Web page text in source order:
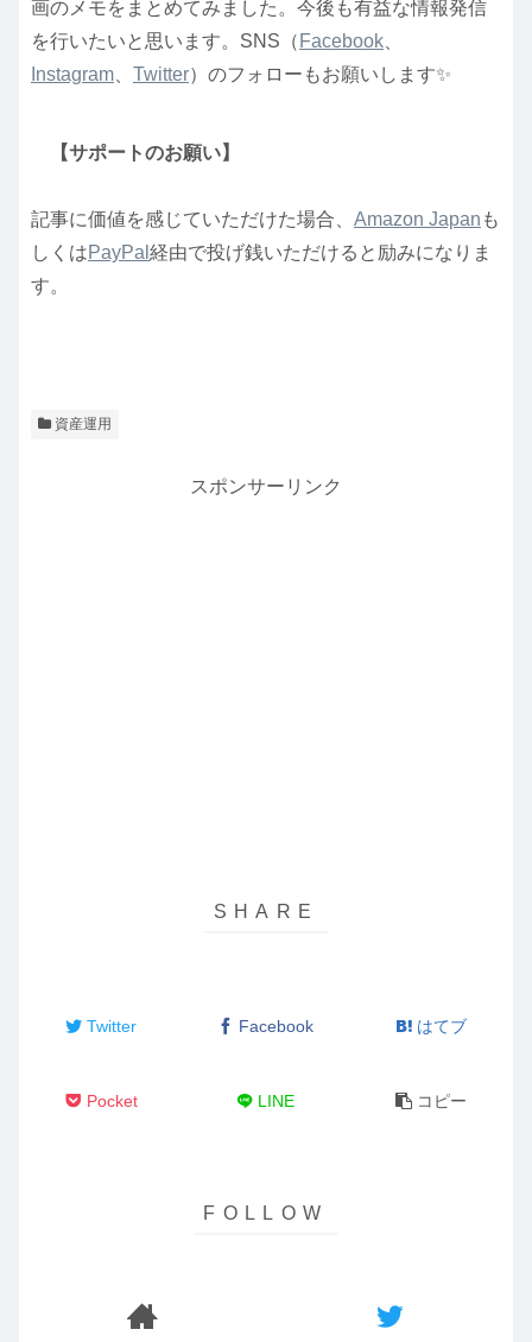
画のメモをまとめてみました。今後も有益な情報発信
を行いたいと思います。SNS（ Facebook
Instagram
Twitter）のフォローもお願いします✨
【サポートのお願い】
記事に価値を感じていただけた場合、 Amazon Japan も
しくはPayPal 経由で投げ銭いただけると励みになりま
す。
資産運用
スポンサーリンク
Twitter Facebook はてブ
Pocket LINE コピー